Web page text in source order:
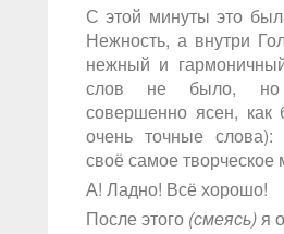
С этой минуты это
Нежность, а внутри
нежный и
слов не было,
совершенно ясен, как
очень точные
своё самое творческое
А! Ладно! Всё хорошо!
После этого (смеясь)я